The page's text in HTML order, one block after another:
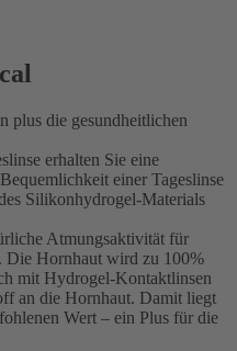
plus die gesundheitlichen
erhalten Sie eine
einer Tageslinse
Silikonhydrogel-Materials
Atmungsaktivität für
Die Hornhaut wird zu 100%
mit Hydrogel-Kontaktlinsen
an die Hornhaut. Damit liegt
Wert – ein Plus für die